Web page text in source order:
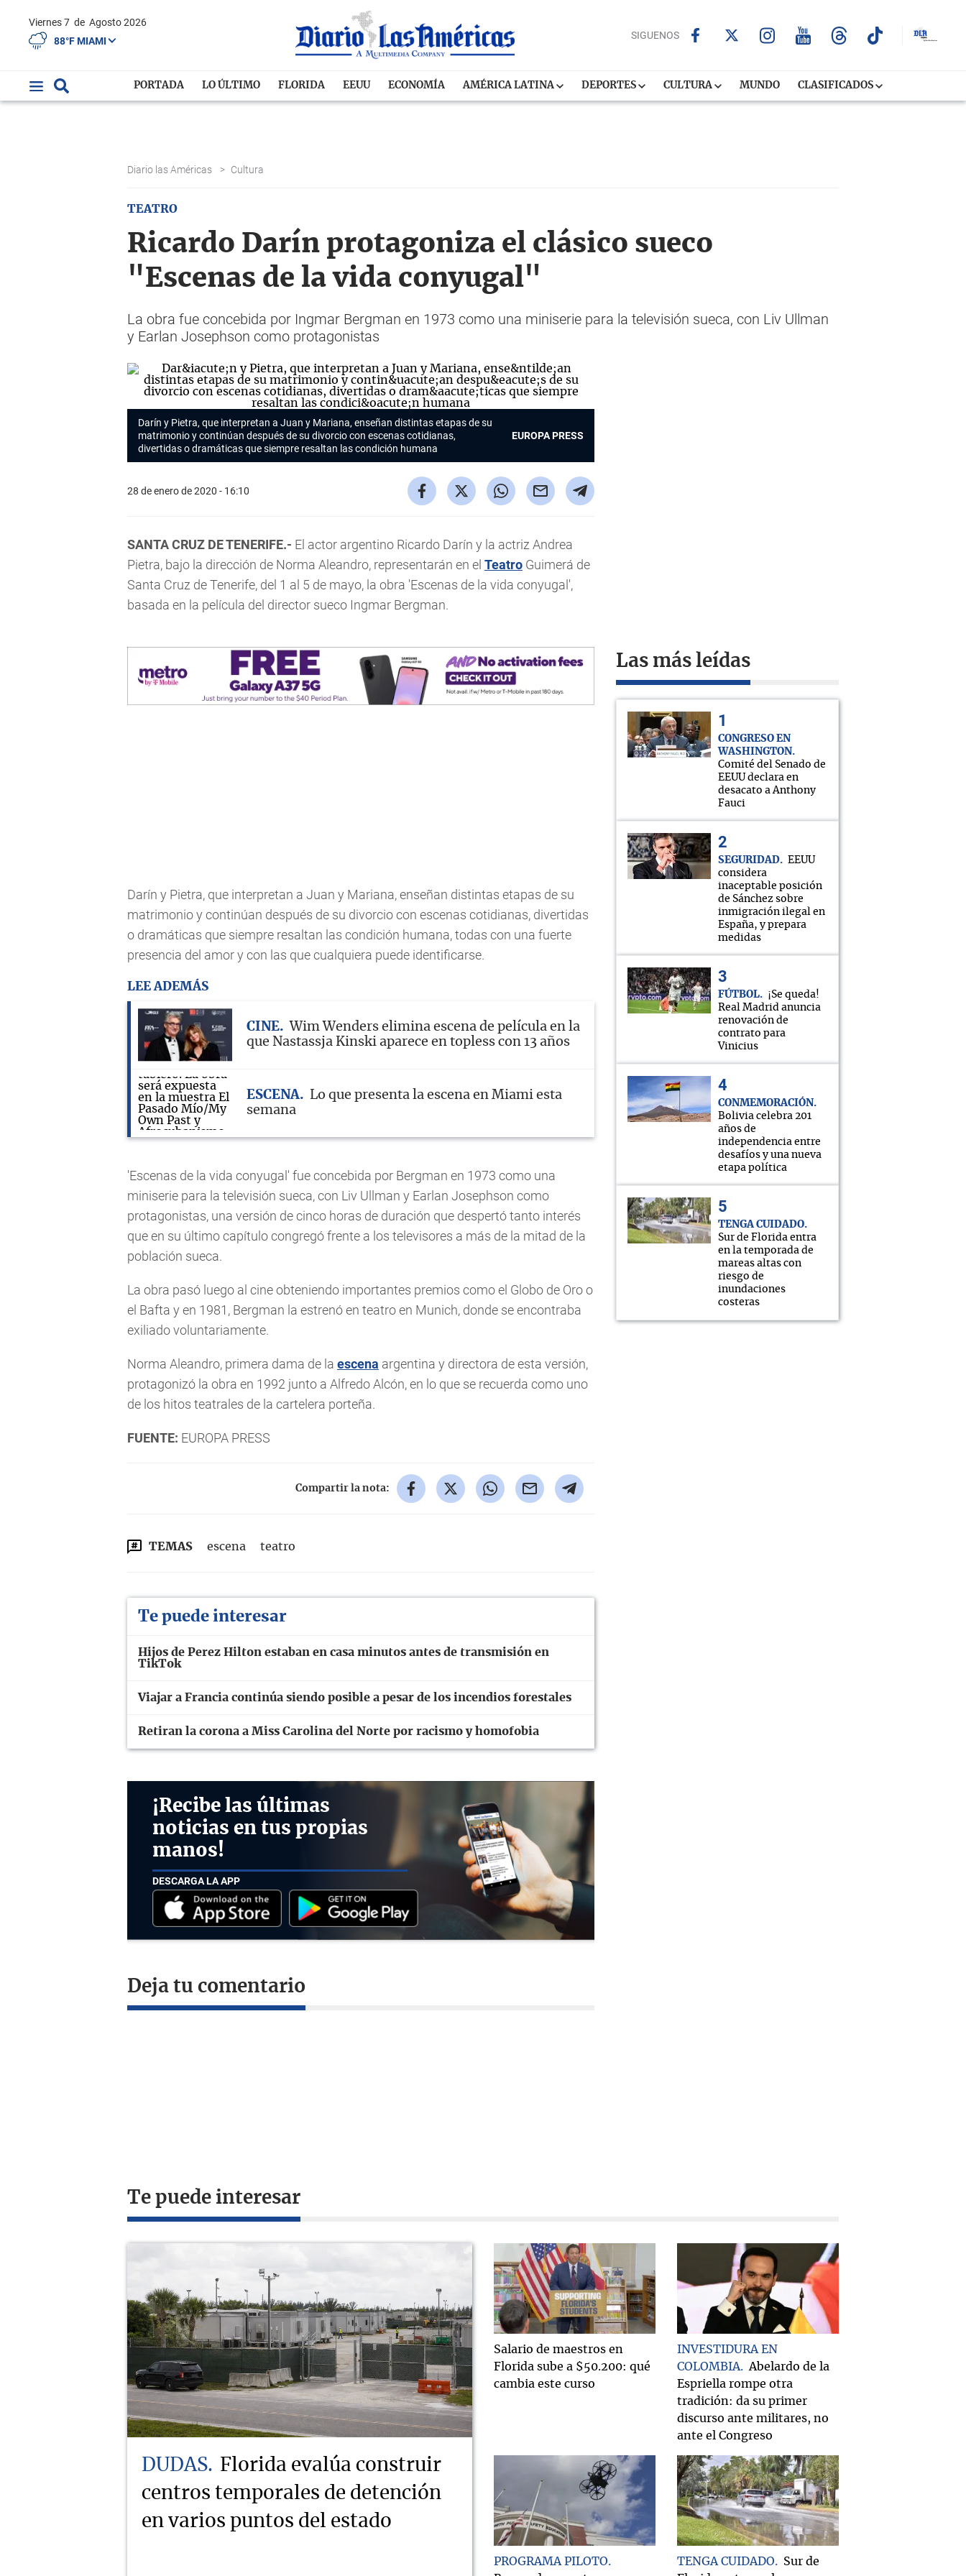
Viernes 7 de Agosto 2026
88°F MIAMI
SIGUENOS
PORTADA LO ÚLTIMO FLORIDA EEUU ECONOMÍA AMÉRICA LATINA DEPORTES CULTURA MUNDO CLASIFICADOS
Diario las Américas > Cultura
TEATRO
Ricardo Darín protagoniza el clásico sueco
"Escenas de la vida conyugal"
La obra fue concebida por Ingmar Bergman en 1973 como una miniserie para la televisión sueca, con Liv Ullman
y Earlan Josephson como protagonistas
Darín y Pietra, que interpretan a Juan y Mariana, enseñan distintas etapas de su
matrimonio y continúan después de su divorcio con escenas cotidianas,
divertidas o dramáticas que siempre resaltan las condición humana
EUROPA PRESS
28 de enero de 2020 - 16:10
SANTA CRUZ DE TENERIFE.- El actor argentino Ricardo Darín y la actriz Andrea
Pietra, bajo la dirección de Norma Aleandro, representarán en el Teatro Guimerá de
Santa Cruz de Tenerife, del 1 al 5 de mayo, la obra 'Escenas de la vida conyugal',
basada en la película del director sueco Ingmar Bergman.
Darín y Pietra, que interpretan a Juan y Mariana, enseñan distintas etapas de su
matrimonio y continúan después de su divorcio con escenas cotidianas, divertidas
o dramáticas que siempre resaltan las condición humana, todas con una fuerte
presencia del amor y con las que cualquiera puede identificarse.
LEE ADEMÁS
CINE
Wim Wenders elimina escena de película en la
que Nastassja Kinski aparece en topless con 13 años
ESCENA
Lo que presenta la escena en Miami esta
semana
'Escenas de la vida conyugal' fue concebida por Bergman en 1973 como una
miniserie para la televisión sueca, con Liv Ullman y Earlan Josephson como
protagonistas, una versión de cinco horas de duración que despertó tanto interés
que en su último capítulo congregó frente a los televisores a más de la mitad de la
población sueca.
La obra pasó luego al cine obteniendo importantes premios como el Globo de Oro o
el Bafta y en 1981, Bergman la estrenó en teatro en Munich, donde se encontraba
exiliado voluntariamente.
Norma Aleandro, primera dama de la escena argentina y directora de esta versión,
protagonizó la obra en 1992 junto a Alfredo Alcón, en lo que se recuerda como uno
de los hitos teatrales de la cartelera porteña.
FUENTE: EUROPA PRESS
Compartir la nota:
TEMAS escena teatro
Te puede interesar
Hijos de Perez Hilton estaban en casa minutos antes de transmisión en
TikTok
Viajar a Francia continúa siendo posible a pesar de los incendios forestales
Retiran la corona a Miss Carolina del Norte por racismo y homofobia
¡Recibe las últimas
noticias en tus propias
manos!
DESCARGA LA APP
Deja tu comentario
Las más leídas
CONGRESO EN
WASHINGTON
Comité del Senado de
EEUU declara en
desacato a Anthony
Fauci
SEGURIDAD
EEUU
considera
inaceptable posición
de Sánchez sobre
inmigración ilegal en
España, y prepara
medidas
FÚTBOL
¡Se queda!
Real Madrid anuncia
renovación de
contrato para
Vinicius
CONMEMORACIÓN
Bolivia celebra 201
años de
independencia entre
desafíos y una nueva
etapa política
TENGA CUIDADO
Sur de Florida entra
en la temporada de
mareas altas con
riesgo de
inundaciones
costeras
Te puede interesar
DUDAS
Florida evalúa construir
centros temporales de detención
en varios puntos del estado
Salario de maestros en
Florida sube a $50.200: qué
cambia este curso
INVESTIDURA EN
COLOMBIA
Abelardo de la
Espriella rompe otra
tradición: da su primer
discurso ante militares, no
ante el Congreso
PROGRAMA PILOTO
TENGA CUIDADO
Sur de